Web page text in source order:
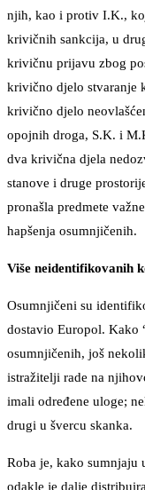
njih, kao i protiv I.K.,
krivičnih sankcija, u
krivičnu prijavu zbog
krivično djelo stvaranje
krivično djelo
opojnih droga, S.K. i
dva krivična djela
stanove i druge
pronašla predmete
hapšenja osumnjičenih.
Više neidentifikovanih
Osumnjičeni su
dostavio Europol. Kako
osumnjičenih, još
istražitelji rade na
imali određene uloge;
drugi u švercu skanka.
Roba je, kako sumnjaju
odakle je dalje